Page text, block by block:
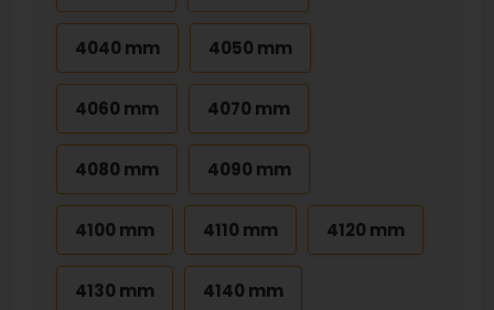
4040 mm 4050 mm
4060 mm 4070 mm
4080 mm 4090 mm
4100 mm 4110 mm 4120 mm
4130 mm 4140 mm